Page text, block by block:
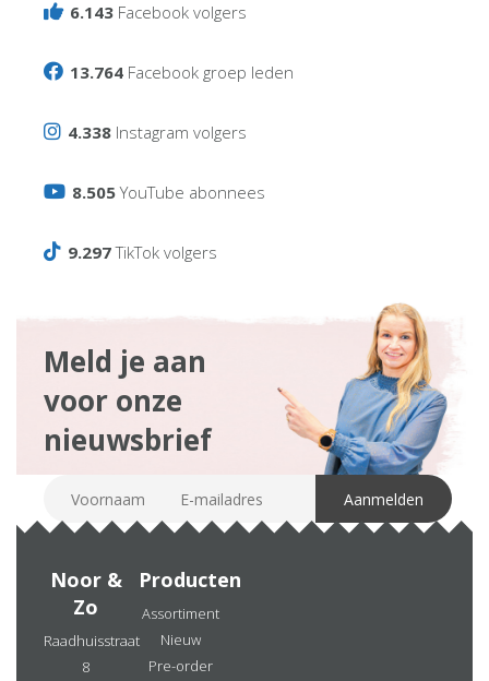
6.143 Facebook volgers
13.764 Facebook groep leden
4.338 Instagram volgers
8.505YouTube abonnees
9.297TikTok volgers
Meld je aan
voor onze
nieuwsbrief
Noor &
Zo
Raadhuisstraat
8
Producten
Assortiment
Nieuw
Pre-order